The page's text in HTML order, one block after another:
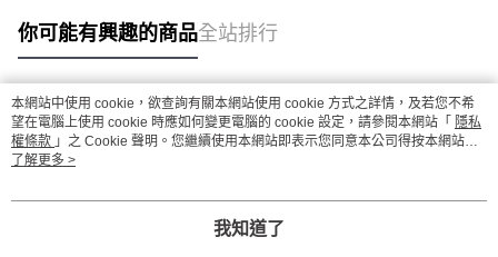
你可能有興趣的商品全站排行
熱門標籤
本網站中使用 cookie，欲查詢有關本網站使用 cookie 方式之詳情，及若您不希
望在電腦上使用 cookie 時應如何變更電腦的 cookie 設定，請參閱本網站「 隱私
權條款 」之 Cookie 聲明。您繼續使用本網站即表示您同意本公司得按本網站使
用條款之 Cookie 聲明使用 cookie。
了解更多 >
我知道了